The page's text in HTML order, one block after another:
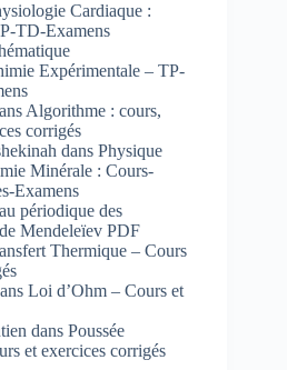
Cardiaque :
TD-Examens
Expérimentale – TP-
Algorithme : cours,
corrigés
dans Physique
Minérale : Cours-
Examens
périodique des
Mendeleïev PDF
Thermique – Cours
Loi d’Ohm – Cours et
dans Poussée
et exercices corrigés